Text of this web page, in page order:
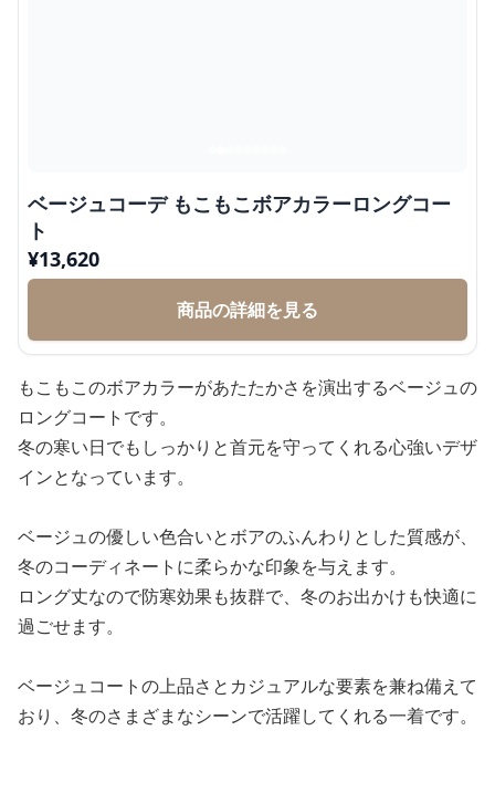
ベージュコーデ もこもこボアカラーロングコー
ト
¥13,620
商品の詳細を見る
もこもこのボアカラーがあたたかさを演出するベージュの
ロングコートです。
冬の寒い日でもしっかりと首元を守ってくれる心強いデザ
インとなっています。
ベージュの優しい色合いとボアのふんわりとした質感が、
冬のコーディネートに柔らかな印象を与えます。
ロング丈なので防寒効果も抜群で、冬のお出かけも快適に
過ごせます。
ベージュコートの上品さとカジュアルな要素を兼ね備えて
おり、冬のさまざまなシーンで活躍してくれる一着です。